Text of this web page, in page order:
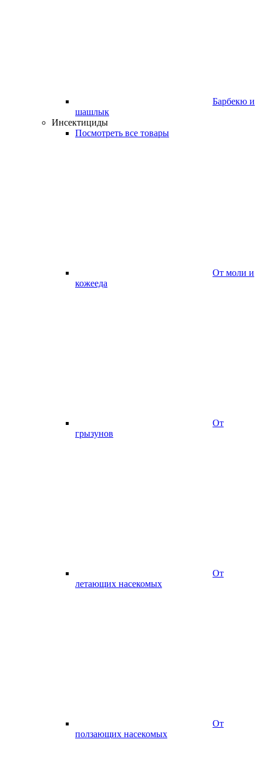
Барбекю и
шашлык
Инсектициды
Посмотреть все товары
От моли и
кожееда
От
грызунов
От
летающих насекомых
От
ползающих насекомых